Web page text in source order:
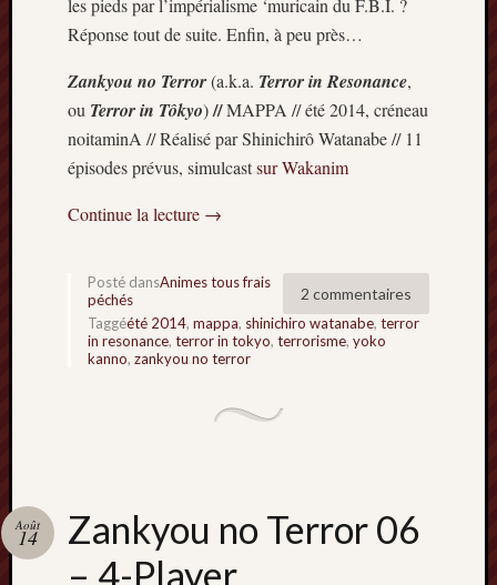
les pieds par l’impérialisme ‘muricain du F.B.I. ?
Réponse tout de suite. Enfin, à peu près…
Zankyou no Terror(a.k.a. Terror in Resonance,
ou Terror in Tôkyo)//MAPPA // été 2014, créneau
noitaminA // Réalisé par Shinichirô Watanabe // 11
épisodes prévus, simulcastsur Wakanim
Continue la lecture →
2 commentaires
Posté dansAnimes tous frais
péchés
Taggéété 2014, mappa, shinichiro watanabe, terror
in resonance, terror in tokyo, terrorisme, yoko
kanno, zankyou no terror
Zankyou no Terror 06
– 4-Player
Août
14